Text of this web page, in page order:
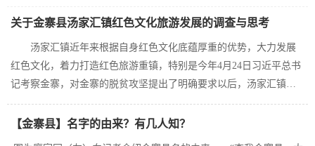
关于金寨县汤家汇镇红色文化旅游发展的调查与思考
汤家汇镇近年来根据自身红色文化底蕴厚重的优势，大力发展
红色文化，着力打造红色旅游重镇，特别是今年4月24日习近平总书
记考察金寨，对金寨的脱贫攻坚提出了明确要求以后，汤家汇镇更
是加大了红色文化建设力度，注重以红色文化旅游为平台推动经济
社会发展，为该镇如期脱贫奠定了良好的基础。 六安市第四次
【金寨县】名字的由来？有几人知？